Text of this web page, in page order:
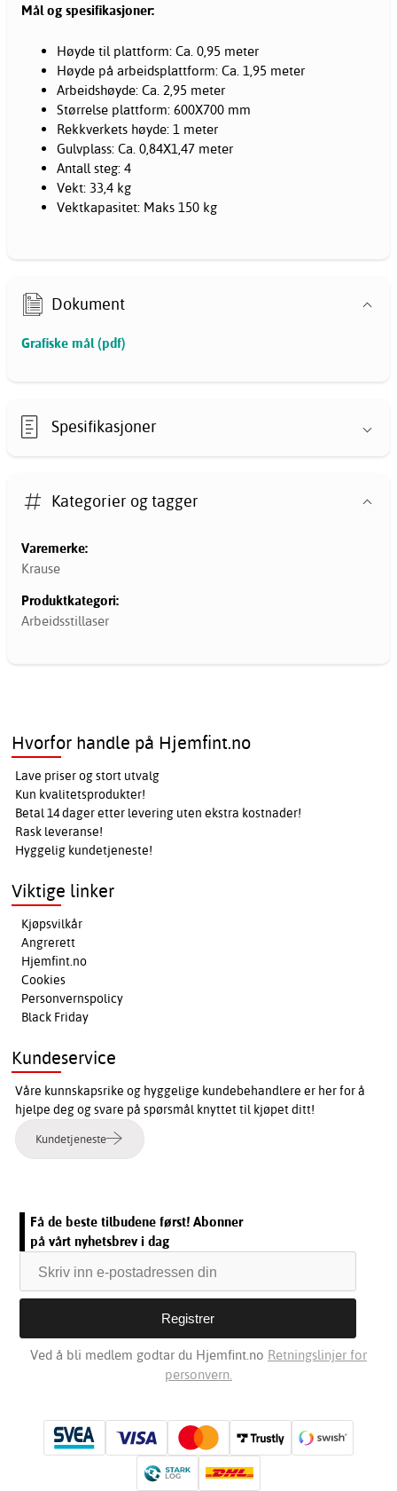
Mål og spesifikasjoner:
Høyde til plattform: Ca. 0,95 meter
Høyde på arbeidsplattform: Ca. 1,95 meter
Arbeidshøyde: Ca. 2,95 meter
Størrelse plattform: 600X700 mm
Rekkverkets høyde: 1 meter
Gulvplass: Ca. 0,84X1,47 meter
Antall steg: 4
Vekt: 33,4 kg
Vektkapasitet: Maks 150 kg
Dokument
Grafiske mål (pdf)
Spesifikasjoner
Kategorier og tagger
Varemerke:
Krause
Produktkategori:
Arbeidsstillaser
Hvorfor handle på Hjemfint.no
Lave priser og stort utvalg
Kun kvalitetsprodukter!
Betal 14 dager etter levering uten ekstra kostnader!
Rask leveranse!
Hyggelig kundetjeneste!
Viktige linker
Kjøpsvilkår
Angrerett
Hjemfint.no
Cookies
Personvernspolicy
Black Friday
Kundeservice
Våre kunnskapsrike og hyggelige kundebehandlere er her for å
hjelpe deg og svare på spørsmål knyttet til kjøpet ditt!
Kundetjeneste
Få de beste tilbudene først! Abonner
på vårt nyhetsbrev i dag
Ved å bli medlem godtar du Hjemfint.no Retningslinjer for
personvern.